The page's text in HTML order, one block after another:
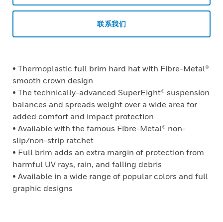
联系我们
• Thermoplastic full brim hard hat with Fibre-Metal®
smooth crown design
• The technically-advanced SuperEight® suspension
balances and spreads weight over a wide area for
added comfort and impact protection
• Available with the famous Fibre-Metal® non-
slip/non-strip ratchet
• Full brim adds an extra margin of protection from
harmful UV rays, rain, and falling debris
• Available in a wide range of popular colors and full
graphic designs